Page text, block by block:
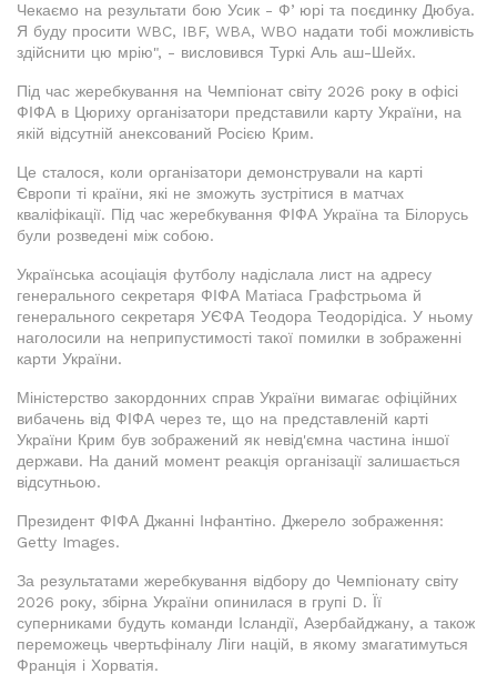
Чекаємо на результати бою Усик - Фʼюрі та поєдинку Дюбуа.
Я буду просити WBC, IBF, WBA, WBO надати тобі можливість
здійснити цю мрію", - висловився Туркі Аль аш-Шейх.
Під час жеребкування на Чемпіонат світу 2026 року в офісі
ФІФА в Цюриху організатори представили карту України, на
якій відсутній анексований Росією Крим.
Це сталося, коли організатори демонстрували на карті
Європи ті країни, які не зможуть зустрітися в матчах
кваліфікації. Під час жеребкування ФІФА Україна та Білорусь
були розведені між собою.
Українська асоціація футболу надіслала лист на адресу
генерального секретаря ФІФА Матіаса Графстрьома й
генерального секретаря УЄФА Теодора Теодорідіса. У ньому
наголосили на неприпустимості такої помилки в зображенні
карти України.
Міністерство закордонних справ України вимагає офіційних
вибачень від ФІФА через те, що на представленій карті
України Крим був зображений як невід'ємна частина іншої
держави. На даний момент реакція організації залишається
відсутньою.
Президент ФІФА Джанні Інфантіно. Джерело зображення:
Getty Images.
За результатами жеребкування відбору до Чемпіонату світу
2026 року, збірна України опинилася в групі D. Її
суперниками будуть команди Ісландії, Азербайджану, а також
переможець чвертьфіналу Ліги націй, в якому змагатимуться
Франція і Хорватія.